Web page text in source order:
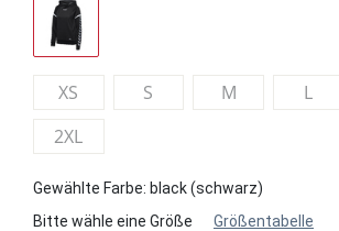
XS S M L
2XL
Gewählte Farbe: black (schwarz)
Bitte wähle eine Größe
Größentabelle